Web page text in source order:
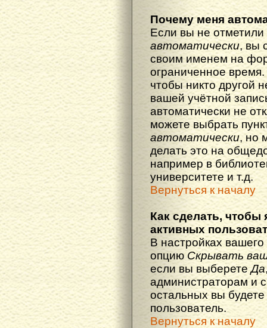
Почему меня
Если вы не отметили
автоматически, вы
своим именем на
ограниченное
чтобы никто другой
вашей учётной
автоматически не
можете выбрать
автоматически, но
делать это на
например в
университете и т.д.
Вернуться к началу
Как сделать, чтобы
активных
В настройках
опцию Скрывать
если вы выберетеДа
администраторам и
остальных вы
пользователь.
Вернуться к началу